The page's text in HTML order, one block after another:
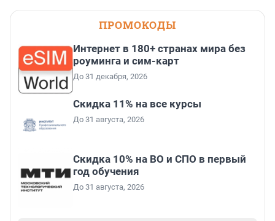
ПРОМОКОДЫ
Интернет в 180+ странах мира без
роуминга и сим-карт
До 31 декабря, 2026
Скидка 11% на все курсы
До 31 августа, 2026
Скидка 10% на ВО и СПО в первый
год обучения
До 31 августа, 2026